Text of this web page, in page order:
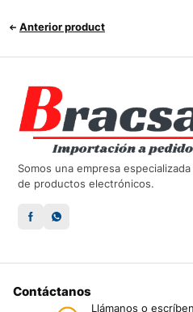
Anterior product
Somos una empresa
de productos electrónicos.
Contáctanos
Llámanos o